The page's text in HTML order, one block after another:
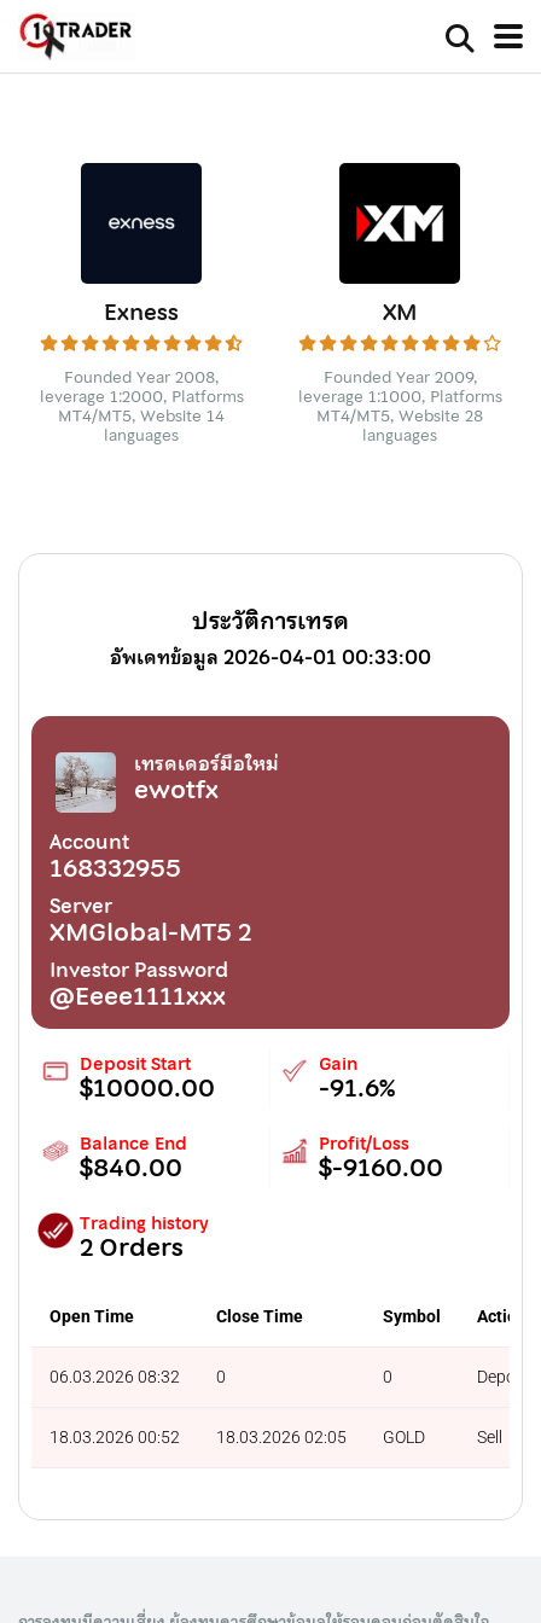
Exness
Founded Year 2008,
leverage 1:2000, Platforms
MT4/MT5, Website 14
languages
XM
Founded Year 2009,
leverage 1:1000, Platforms
MT4/MT5, Website 28
languages
ประวัติการเทรด
อัพเดทข้อมูล 2026-04-01 00:33:00
เทรดเดอร์มือใหม่
ewotfx
Account
168332955
Server
XMGlobal-MT5 2
Investor Password
@Eeee1111xxx
Deposit Start
$10000.00
Gain
-91.6%
Balance End
$840.00
Profit/Loss
$-9160.00
Trading history
2 Orders
Open Time Close Time Symbol Action
06.03.2026 08:32 0 0 Deposit
18.03.2026 00:52 18.03.2026 02:05 GOLD Sell